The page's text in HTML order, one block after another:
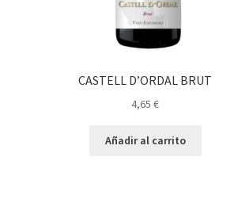
CASTELL D’ORDAL BRUT
4,65€
Añadir al carrito